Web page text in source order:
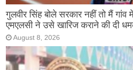
गुलवीर सिंह बोले सरकार नहीं तो मैं गांव
एमएलसी ने उसे खारिज कराने की दी
August 8, 2026